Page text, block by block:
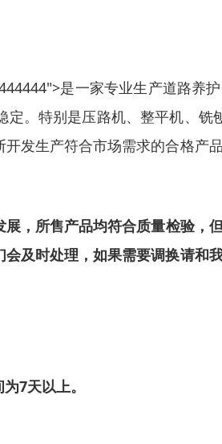
是一家专业生产道路养
。特别是压路机、整平机、铣
发生产符合市场需求的合格产
，所售产品均符合质量检验，
及时处理，如果需要调换请和
为7天以上。